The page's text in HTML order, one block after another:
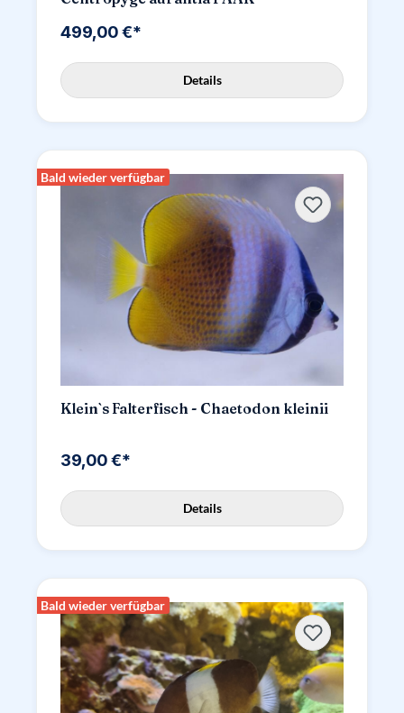
499,00 €*
Details
Bald wieder verfügbar
Klein`s Falterfisch - Chaetodon kleinii
39,00 €*
Details
Bald wieder verfügbar